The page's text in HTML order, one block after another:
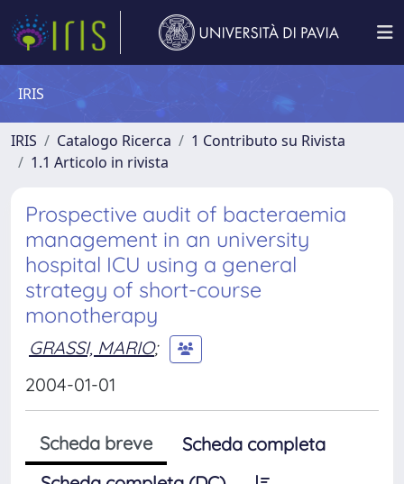
IRIS
IRIS Catalogo Ricerca
1 Contributo su Rivista
1.1 Articolo in rivista
Prospective audit of bacteraemia
management in an university
hospital ICU using a general
strategy of short-course
monotherapy
GRASSI, MARIO;
2004-01-01
Scheda breve
Scheda completa